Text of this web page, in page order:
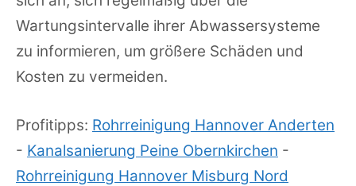
Wartungsintervalle ihrer Abwassersysteme
zu informieren, um größere Schäden und
Kosten zu vermeiden.
Profitipps: Rohrreinigung Hannover Anderten
- Kanalsanierung Peine Obernkirchen -
Rohrreinigung Hannover Misburg Nord